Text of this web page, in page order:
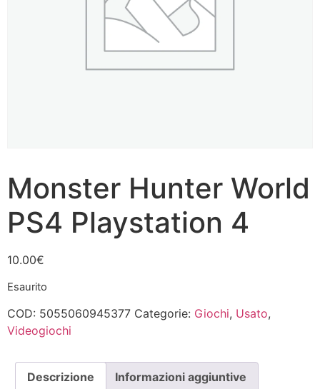
Monster Hunter World
PS4 Playstation 4
10.00€
Esaurito
COD: 5055060945377 Categorie: Giochi, Usato,
Videogiochi
Descrizione Informazioni aggiuntive